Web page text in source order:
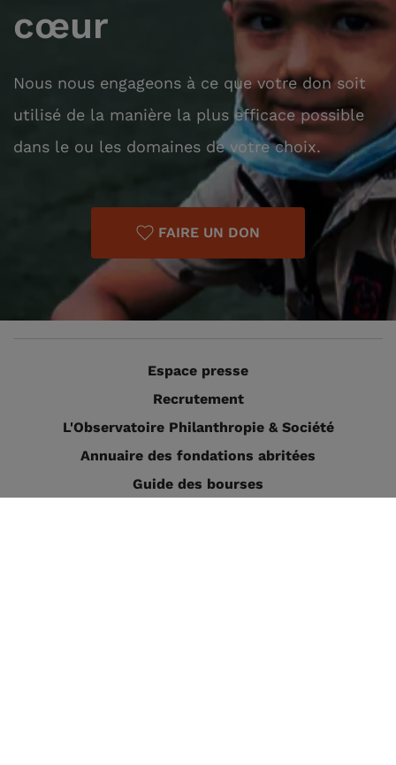
cœur
Nous nous engageons à ce que votre don soit
utilisé de la manière la plus efficace possible
dans le ou les domaines de votre choix.
FAIRE UN DON
Espace presse
Recrutement
L'Observatoire Philanthropie & Société
Annuaire des fondations abritées
Guide des bourses